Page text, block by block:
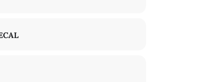
Hygieneregeln) am Leibniz-